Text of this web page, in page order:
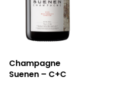
Champagne
Suenen – C+C